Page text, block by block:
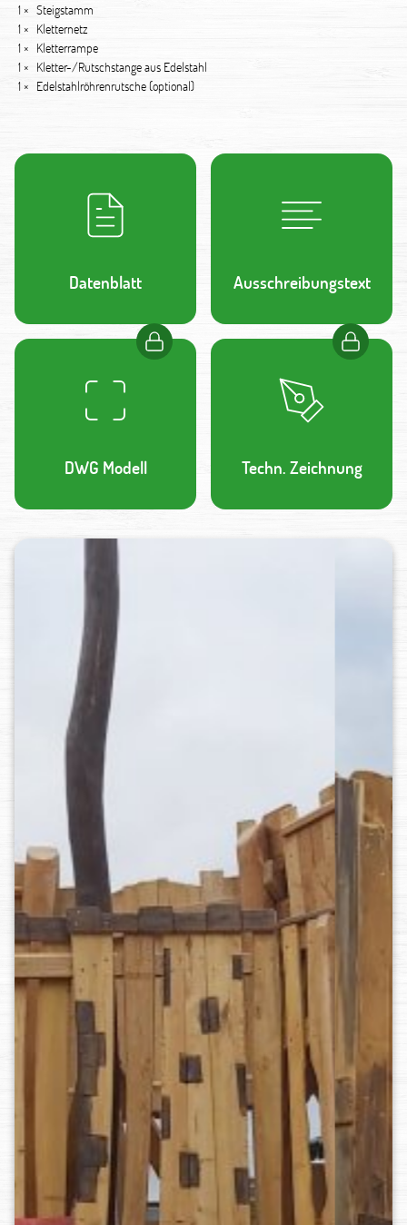
1 × Steigstamm
1 × Kletternetz
1 × Kletterrampe
1 × Kletter-/Rutschstange aus Edelstahl
1 × Edelstahlröhrenrutsche (optional)
Datenblatt Ausschreibungstext
DWG Modell Techn. Zeichnung